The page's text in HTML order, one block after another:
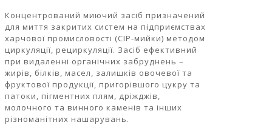
Концентрований миючий засіб призначений
для миття закритих систем на підприємствах
харчової промисловості (СІР-мийки) методом
циркуляції, рециркуляції. Засіб ефективний
при видаленні органічних забруднень –
жирів, білків, масел, залишків овочевої та
фруктової продукції, пригорівшого цукру та
патоки, пігментних плям, дріжджів,
молочного та винного каменів та інших
різноманітних нашарувань.